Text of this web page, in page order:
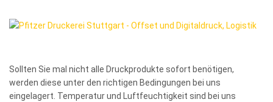
Sollten Sie mal nicht alle Druckprodukte sofort benötigen,
werden diese unter den richtigen Bedingungen bei uns
eingelagert. Temperatur und Luftfeuchtigkeit sind bei uns